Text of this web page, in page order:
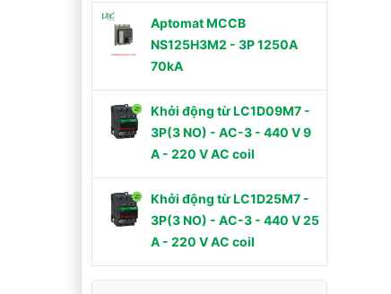
Aptomat MCCB
NS125H3M2 - 3P 1250A
70kA
Khởi động từ LC1D09M7 -
3P(3 NO) - AC-3 - 440 V 9
A - 220 V AC coil
Khởi động từ LC1D25M7 -
3P(3 NO) - AC-3 - 440 V 25
A - 220 V AC coil